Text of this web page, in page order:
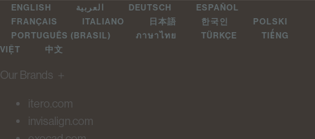
ENGLISH العربية DEUTSCH
ESPAÑOL
FRANÇAIS
ITALIANO 日本語 한국인
POLSKI
PORTUGUÊS (BRASIL)
ภาษาไทย TÜRKÇE
TIẾNG
VIỆT
中文
Our Brands ＋
itero.com
invisalign.com